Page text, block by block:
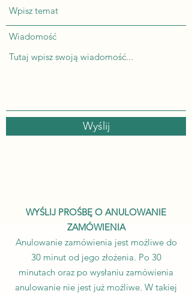
Wiadomość
Wyślij
WYŚLIJ PROŚBĘ O ANULOWANIE
ZAMÓWIENIA
Anulowanie zamówienia jest możliwe do
30 minut od jego złożenia. Po 30
minutach oraz po wysłaniu zamówienia
anulowanie nie jest już możliwe. W takiej